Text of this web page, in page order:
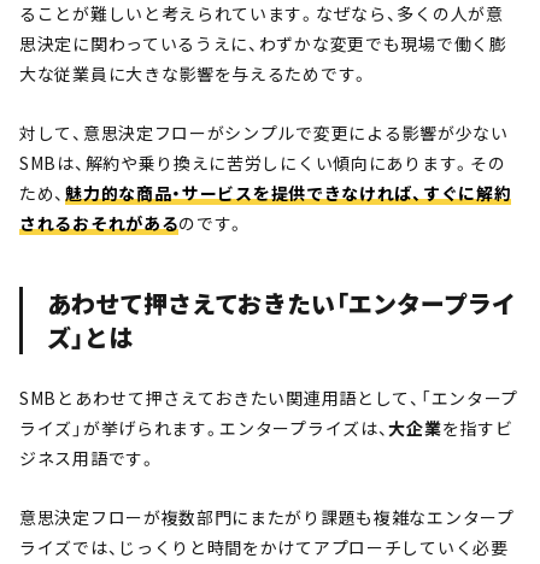
ることが難しいと考えられています。なぜなら、多くの人が意
思決定に関わっているうえに、わずかな変更でも現場で働く膨
大な従業員に大きな影響を与えるためです。
対して、意思決定フローがシンプルで変更による影響が少ない
SMBは、解約や乗り換えに苦労しにくい傾向にあります。その
ため、魅力的な商品・サービスを提供できなければ、すぐに解約
されるおそれがあるのです。
あわせて押さえておきたい「エンタープライ
ズ」とは
SMBとあわせて押さえておきたい関連用語として、「エンタープ
ライズ」が挙げられます。エンタープライズは、大企業を指すビ
ジネス用語です。
意思決定フローが複数部門にまたがり課題も複雑なエンタープ
ライズでは、じっくりと時間をかけてアプローチしていく必要